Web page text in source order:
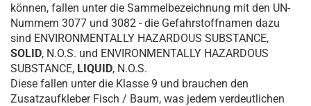
können, fallen unter die Sammelbezeichnung mit den UN-
Nummern 3077 und 3082 - die Gefahrstoffnamen dazu
sind ENVIRONMENTALLY HAZARDOUS SUBSTANCE,
SOLID, N.O.S. und ENVIRONMENTALLY HAZARDOUS
SUBSTANCE, LIQUID, N.O.S.
Diese fallen unter die Klasse 9 und brauchen den
Zusatzaufkleber Fisch / Baum, was jedem verdeutlichen